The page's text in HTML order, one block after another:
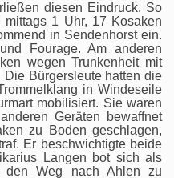
diesen Eindruck. So
1 Uhr, 17 Kosaken
in Sendenhorst ein.
Fourage. Am anderen
wegen Trunkenheit mit
Bürgersleute hatten die
in Windeseile
mobilisiert. Sie waren
Geräten bewaffnet
zu Boden geschlagen,
Er beschwichtigte beide
Langen bot sich als
den Weg nach Ahlen zu